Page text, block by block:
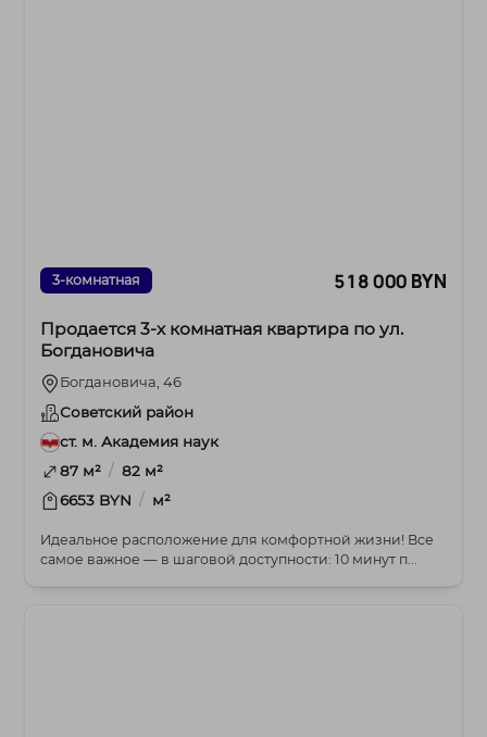
3-комнатная 518 000 BYN
Продается 3-х комнатная квартира по ул.
Богдановича
Богдановича, 46
Советский район
ст. м. Академия наук
87 м² / 82 м²
6653 BYN / м²
Идеальное расположение для комфортной жизни! Все
самое важное — в шаговой доступности: 10 минут п...